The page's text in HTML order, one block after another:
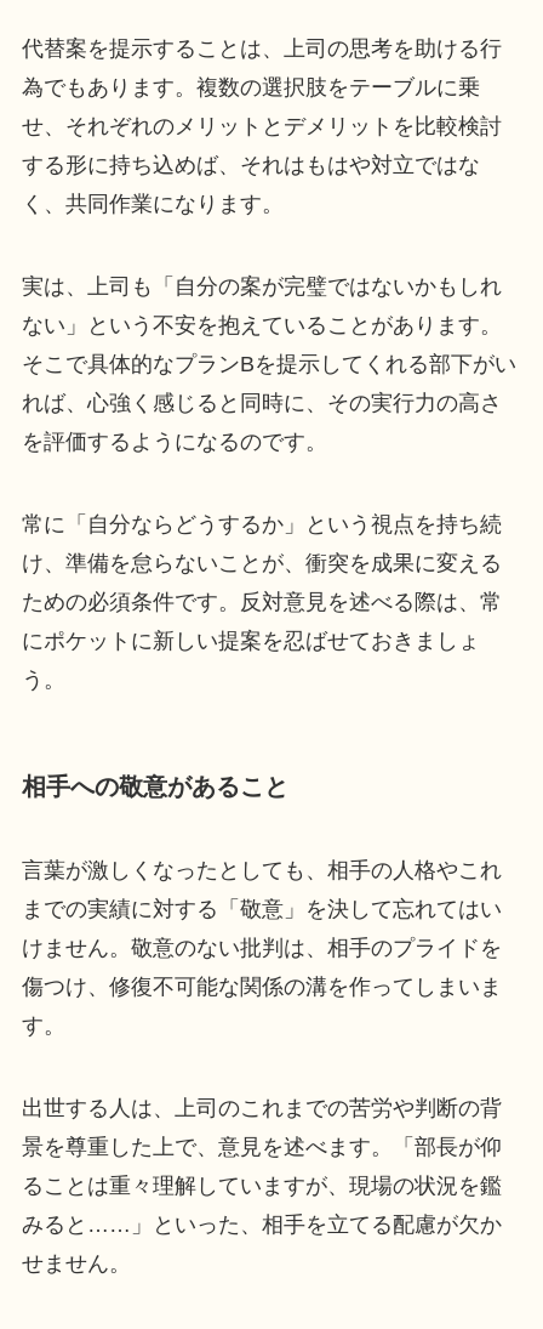
代替案を提示することは、上司の思考を助ける行
為でもあります。複数の選択肢をテーブルに乗
せ、それぞれのメリットとデメリットを比較検討
する形に持ち込めば、それはもはや対立ではな
く、共同作業になります。
実は、上司も「自分の案が完璧ではないかもしれ
ない」という不安を抱えていることがあります。
そこで具体的なプランBを提示してくれる部下がい
れば、心強く感じると同時に、その実行力の高さ
を評価するようになるのです。
常に「自分ならどうするか」という視点を持ち続
け、準備を怠らないことが、衝突を成果に変える
ための必須条件です。反対意見を述べる際は、常
にポケットに新しい提案を忍ばせておきましょ
う。
相手への敬意があること
言葉が激しくなったとしても、相手の人格やこれ
までの実績に対する「敬意」を決して忘れてはい
けません。敬意のない批判は、相手のプライドを
傷つけ、修復不可能な関係の溝を作ってしまいま
す。
出世する人は、上司のこれまでの苦労や判断の背
景を尊重した上で、意見を述べます。「部長が仰
ることは重々理解していますが、現場の状況を鑑
みると……」といった、相手を立てる配慮が欠か
せません。